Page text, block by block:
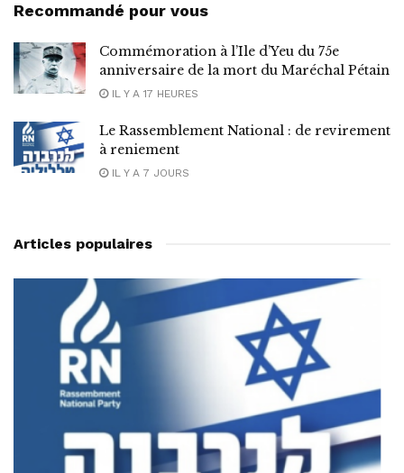
Recommandé pour vous
Commémoration à l’Ile d’Yeu du 75e
anniversaire de la mort du Maréchal Pétain
IL Y A 17 HEURES
Le Rassemblement National : de revirement
à reniement
IL Y A 7 JOURS
Articles populaires